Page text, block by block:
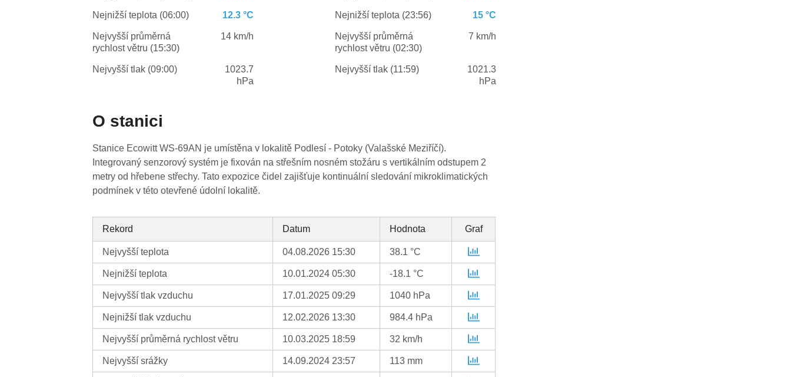
Nejnižší teplota (06:00) 12.3 °C
Nejvyšší průměrná
rychlost větru (15:30)
14 km/h
Nejvyšší tlak (09:00)
1023.7
hPa
Nejnižší teplota (23:56) 15 °C
Nejvyšší průměrná
rychlost větru (02:30)
7 km/h
Nejvyšší tlak (11:59)
1021.3
hPa
O stanici
Stanice Ecowitt WS-69AN je umístěna v lokalitě Podlesí - Potoky (Valašské Meziříčí).
Integrovaný senzorový systém je fixován na střešním nosném stožáru s vertikálním odstupem 2
metry od hřebene střechy. Tato expozice čidel zajišťuje kontinuální sledování mikroklimatických
podmínek v této otevřené údolní lokalitě.
Rekord Datum Hodnota Graf
Nejvyšší teplota 04.08.2026 15:30 38.1 °C
Nejnižší teplota 10.01.2024 05:30 -18.1 °C
Nejvyšší tlak vzduchu 17.01.2025 09:29 1040 hPa
Nejnižší tlak vzduchu 12.02.2026 13:30 984.4 hPa
Nejvyšší průměrná rychlost větru 10.03.2025 18:59 32 km/h
Nejvyšší srážky 14.09.2024 23:57 113 mm